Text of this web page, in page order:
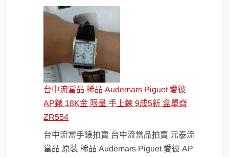
台中流當品 稀品 Audemars Piguet 愛彼
AP錶 18K金 限量 手上鍊 9成5新 盒單齊
ZR554
台中流當手錶拍賣 台中流當品拍賣 元泰流
當品 原裝 稀品 Audemars Piguet 愛彼 AP